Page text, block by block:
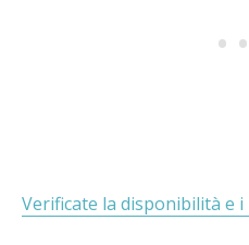
Verificate la disponibilità e